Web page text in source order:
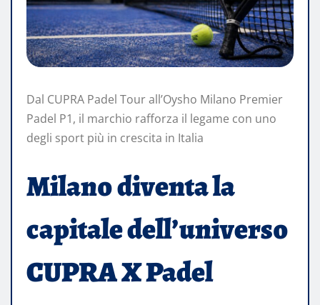
Dal CUPRA Padel Tour all’Oysho Milano Premier
Padel P1, il marchio rafforza il legame con uno
degli sport più in crescita in Italia
Milano diventa la
capitale dell’universo
CUPRA X Padel